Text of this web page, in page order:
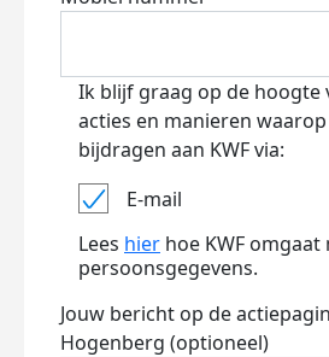
Ik blijf graag op de hoogte
acties en manieren
bijdragen aan KWF via:
E-mail
Lees hier hoe KWF omgaat
persoonsgegevens.
Jouw bericht op de
Hogenberg (optioneel)